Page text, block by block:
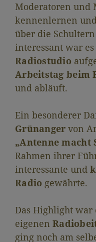
Moderatoren und
kennenlernen
über die
interessant war
Radiostudio
Arbeitstag beim
und abläuft.
Ein besonderer
Grünanger von
„Antenne macht
Rahmen ihrer
interessante und
Radio gewährte.
Das Highlight war
eigenen
ging noch am